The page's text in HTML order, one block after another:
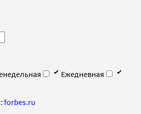
Ежедневная
forbes.ru